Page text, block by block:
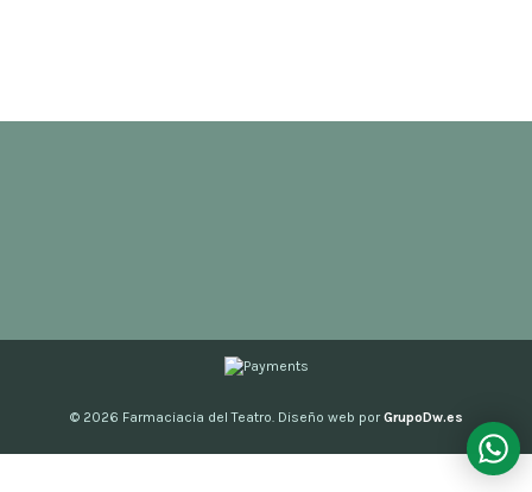
© 2026 Farmaciacia del Teatro. Diseño web porGrupoDw.es